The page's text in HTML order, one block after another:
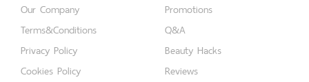
Our Company
Terms&Conditions
Privacy Policy
Cookies Policy
Promotions
Q&A
Beauty Hacks
Reviews